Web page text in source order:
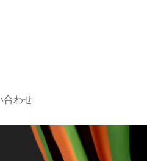
合わせ